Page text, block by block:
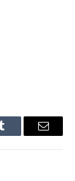
Tumblr Email